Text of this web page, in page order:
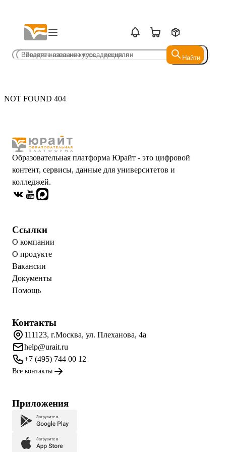
Найти
Найти
NOT FOUND 404
Образовательная платформа Юрайт - это цифровой
контент, сервисы, данные для университетов и
колледжей.
Ссылки
О компании
О продукте
Вакансии
Документы
Помощь
Контакты
111123, г.Москва, ул. Плеханова, 4а
help@urait.ru
+7 (495) 744 00 12
Все контакты
Приложения